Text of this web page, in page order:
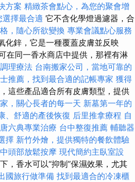
方案 精緻茶會點心，為您的聚會增
擇最合適 它不含化學燈過濾器，合
，隨心所欲變換 專業會議點心服務
化鋅，它是一種覆蓋皮膚並反映
在同一香水商店中提供，那裡有淋
理療法 台南搬家公司，當地可靠的
推薦，找到最合適的記帳專家 獲得
這些產品適合所有皮膚類型，提供
，關心長者的每一天 新墓第一年的
、舒適的產後恢復 后里推拿療程 自
唐六典專業治療 台中整復推薦 輔聽器
擇 新竹外燴，提供獨特的餐飲體驗
頭部放鬆按摩 現代簡約主臥室設
，香水可以“抑制”保濕效果，尤其
國旅行做準備 找到最適合的冷凍櫃